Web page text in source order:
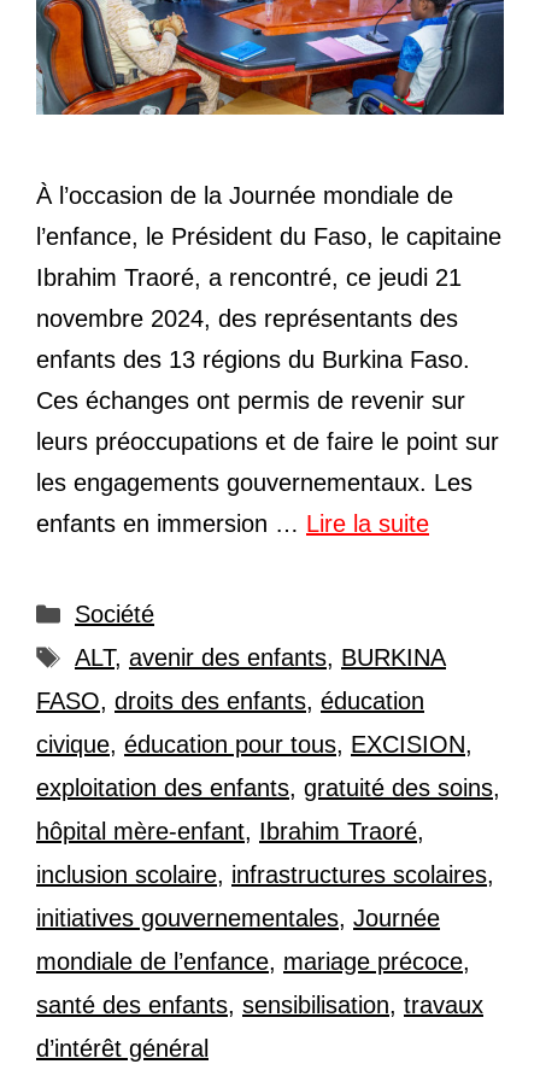
À l’occasion de la Journée mondiale de
l’enfance, le Président du Faso, le capitaine
Ibrahim Traoré, a rencontré, ce jeudi 21
novembre 2024, des représentants des
enfants des 13 régions du Burkina Faso.
Ces échanges ont permis de revenir sur
leurs préoccupations et de faire le point sur
les engagements gouvernementaux. Les
enfants en immersion … Lire la suite
Catégories
Société
Étiquettes
ALT, avenir des enfants, BURKINA
FASO, droits des enfants, éducation
civique, éducation pour tous, EXCISION,
exploitation des enfants, gratuité des soins,
hôpital mère-enfant, Ibrahim Traoré,
inclusion scolaire, infrastructures scolaires,
initiatives gouvernementales, Journée
mondiale de l’enfance, mariage précoce,
santé des enfants, sensibilisation, travaux
d’intérêt général